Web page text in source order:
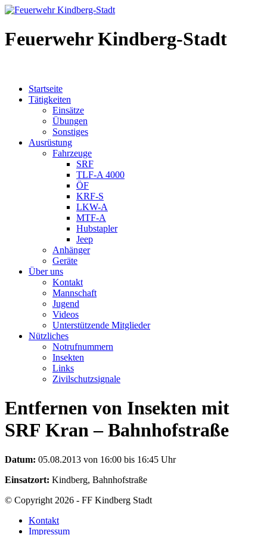
Feuerwehr Kindberg-Stadt
Startseite
Tätigkeiten
Einsätze
Übungen
Sonstiges
Ausrüstung
Fahrzeuge
SRF
TLF-A 4000
ÖF
KRF-S
LKW-A
MTF-A
Hubstapler
Jeep
Anhänger
Geräte
Über uns
Kontakt
Mannschaft
Jugend
Videos
Unterstützende Mitglieder
Nützliches
Notrufnummern
Insekten
Links
Zivilschutzsignale
Entfernen von Insekten mit
SRF Kran – Bahnhofstraße
Datum: 05.08.2013 von 16:00 bis 16:45 Uhr
Einsatzort: Kindberg, Bahnhofstraße
© Copyright 2026 - FF Kindberg Stadt
Kontakt
Impressum